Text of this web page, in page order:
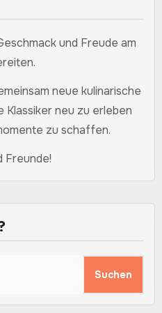
und Freude am
neue kulinarische
neu zu erleben
zu schaffen.
Freunde!